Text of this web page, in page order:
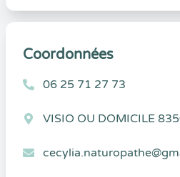
Coordonnées
06 25 71 27 73
VISIO OU DOMICILE